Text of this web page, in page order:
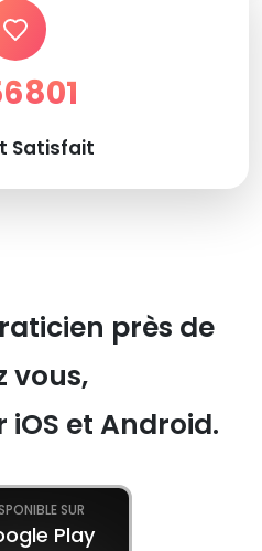
Satisfait
près de
vous,
et Android.
SUR
Play